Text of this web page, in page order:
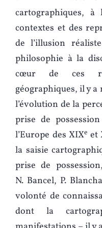
cartographiques,
contextes et des
de l’illusion
philosophie à la
cœur de ces
géographiques, il y
l’évolution de la
prise de
l’Europe des XIXe et
la saisie
prise de
N. Bancel, P.
volonté de
dont la